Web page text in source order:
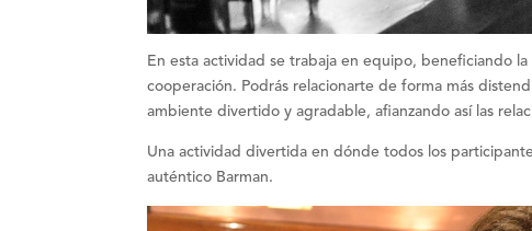
En esta actividad se trabaja en equipo, beneficiando la
cooperación. Podrás relacionarte de forma más
ambiente divertido y agradable, afianzando así las
Unaactividad divertida en dónde todos los
auténtico Barman.